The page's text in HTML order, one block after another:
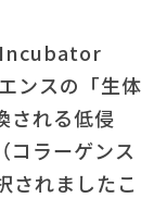
Incubator
ンスの「生体
される低侵
コラーゲンス
されましたこ